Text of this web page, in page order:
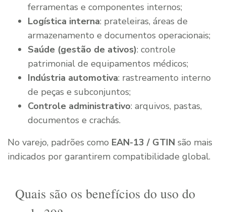
ferramentas e componentes internos;
Logística interna: prateleiras, áreas de
armazenamento e documentos operacionais;
Saúde (gestão de ativos): controle
patrimonial de equipamentos médicos;
Indústria automotiva: rastreamento interno
de peças e subconjuntos;
Controle administrativo: arquivos, pastas,
documentos e crachás.
No varejo, padrões como EAN-13 / GTIN são mais
indicados por garantirem compatibilidade global.
Quais são os benefícios do uso do